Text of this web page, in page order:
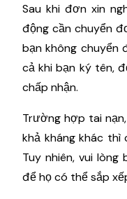
Sau khi đơn xin
động cần chuyển
bạn không chuyển
cả khi bạn ký tên,
chấp nhận.
Trường hợp tai
khả kháng khác
Tuy nhiên, vui
để họ có thể sắp